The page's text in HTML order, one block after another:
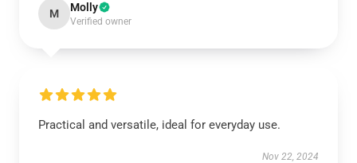
M Molly
Verified owner
Practical and versatile, ideal for everyday use.
Nov 22, 2024